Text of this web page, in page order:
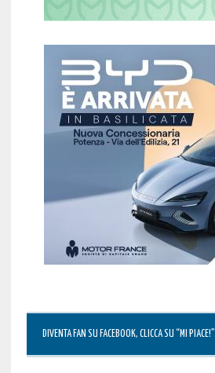
DIVENTA FAN SU FACEBOOK, CLICCA SU “MI PIACE!”